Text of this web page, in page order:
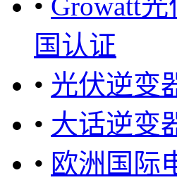
• Growatt
国认证
• 光伏逆变
• 大话逆变
• 欧洲国际